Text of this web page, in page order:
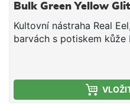
Bulk Green Yellow
Kultovní nástraha Real
barvách s potiskem
skutečná kořist a
velmi opatrné dravce.
fenomenální výsledky,
ohromí! Perfektní na